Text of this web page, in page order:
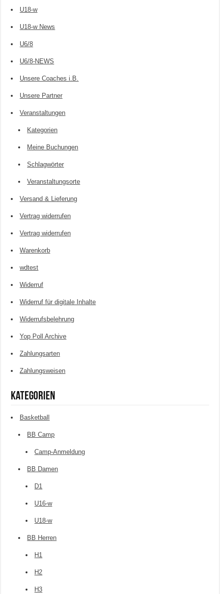
U18-w
U18-w News
U6/8
U6/8-NEWS
Unsere Coaches i.B.
Unsere Partner
Veranstaltungen
Kategorien
Meine Buchungen
Schlagwörter
Veranstaltungsorte
Versand & Lieferung
Vertrag widerrufen
Vertrag widerrufen
Warenkorb
wdtest
Widerruf
Widerruf für digitale Inhalte
Widerrufsbelehrung
Yop Poll Archive
Zahlungsarten
Zahlungsweisen
Kategorien
Basketball
BB Camp
Camp-Anmeldung
BB Damen
D1
U16-w
U18-w
BB Herren
H1
H2
H3